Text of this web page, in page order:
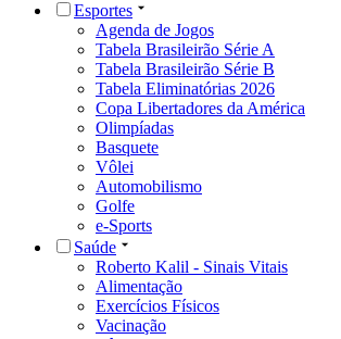
Esportes
Agenda de Jogos
Tabela Brasileirão Série A
Tabela Brasileirão Série B
Tabela Eliminatórias 2026
Copa Libertadores da América
Olimpíadas
Basquete
Vôlei
Automobilismo
Golfe
e-Sports
Saúde
Roberto Kalil - Sinais Vitais
Alimentação
Exercícios Físicos
Vacinação